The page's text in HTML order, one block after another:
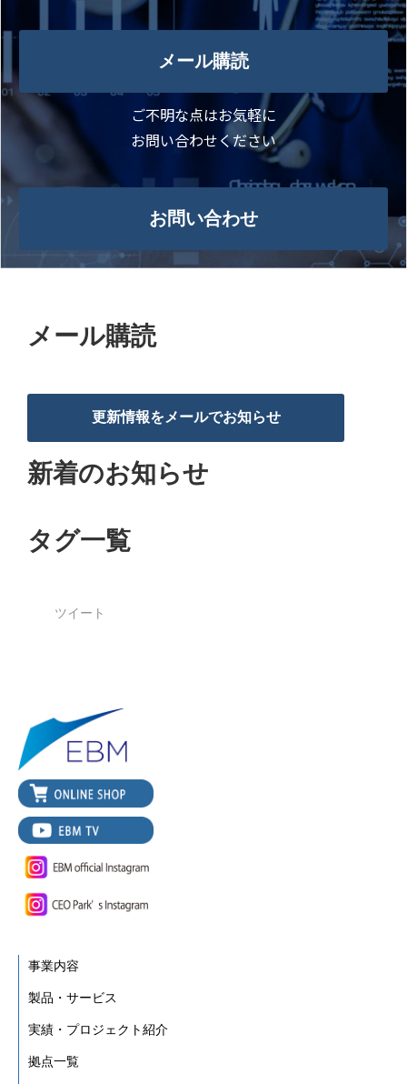
メール購読
ご不明な点はお気軽に
お問い合わせください
お問い合わせ
メール購読
更新情報をメールでお知らせ
新着のお知らせ
タグ一覧
ツイート
事業内容
製品・サービス
実績・プロジェクト紹介
拠点一覧